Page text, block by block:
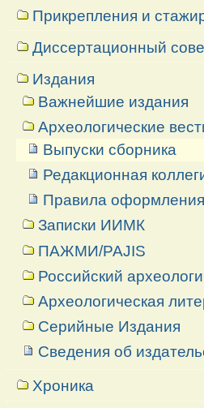
Прикрепления и
Диссертационный
Издания
Важнейшие издания
Археологические
Выпуски сборника
Редакционная
Правила оформления
Записки ИИМК
ПАЖМИ/PAJIS
Российский
Археологическая
Серийные Издания
Сведения об
Хроника